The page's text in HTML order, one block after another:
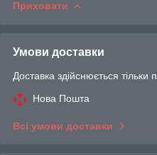
Приховати
Умови доставки
Доставка здійснюється тільки
Нова Пошта
Всі умови доставки